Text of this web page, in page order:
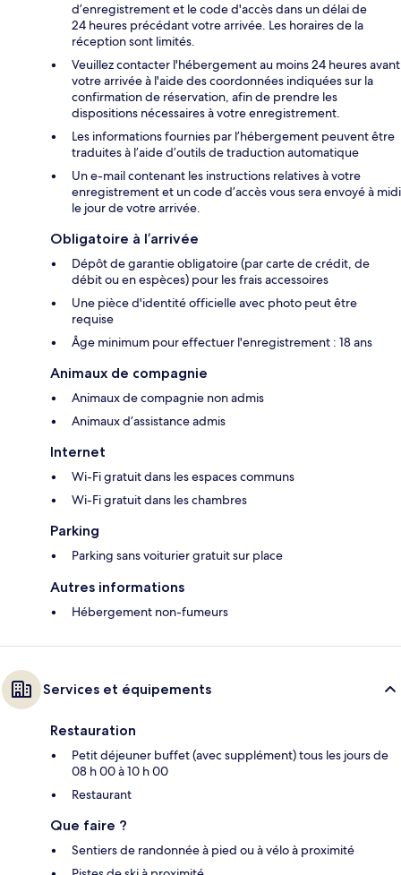
d’enregistrement et le code d'accès dans un délai de
24 heures précédant votre arrivée. Les horaires de la
réception sont limités.
Veuillez contacter l'hébergement au moins 24 heures avant
votre arrivée à l'aide des coordonnées indiquées sur la
confirmation de réservation, afin de prendre les
dispositions nécessaires à votre enregistrement.
Les informations fournies par l’hébergement peuvent être
traduites à l’aide d’outils de traduction automatique
Un e-mail contenant les instructions relatives à votre
enregistrement et un code d’accès vous sera envoyé à midi
le jour de votre arrivée.
Obligatoire à l’arrivée
Dépôt de garantie obligatoire (par carte de crédit, de
débit ou en espèces) pour les frais accessoires
Une pièce d'identité officielle avec photo peut être
requise
Âge minimum pour effectuer l'enregistrement : 18 ans
Animaux de compagnie
Animaux de compagnie non admis
Animaux d’assistance admis
Internet
Wi-Fi gratuit dans les espaces communs
Wi-Fi gratuit dans les chambres
Parking
Parking sans voiturier gratuit sur place
Autres informations
Hébergement non-fumeurs
Services et équipements
Restauration
Petit déjeuner buffet (avec supplément) tous les jours de
08 h 00 à 10 h 00
Restaurant
Que faire ?
Sentiers de randonnée à pied ou à vélo à proximité